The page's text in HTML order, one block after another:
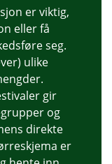
er viktig,
eller få
seg.
ulike
gir
og
direkte
er